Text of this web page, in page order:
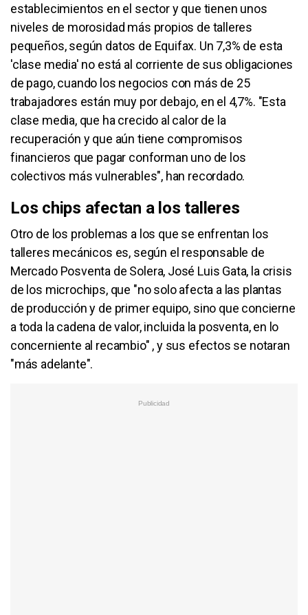
establecimientos en el sector y que tienen unos
niveles de morosidad más propios de talleres
pequeños, según datos de Equifax. Un 7,3% de esta
'clase media' no está al corriente de sus obligaciones
de pago, cuando los negocios con más de 25
trabajadores están muy por debajo, en el 4,7%. "Esta
clase media, que ha crecido al calor de la
recuperación y que aún tiene compromisos
financieros que pagar conforman uno de los
colectivos más vulnerables", han recordado.
Los chips afectan a los talleres
Otro de los problemas a los que se enfrentan los
talleres mecánicos es, según el responsable de
Mercado Posventa de Solera, José Luis Gata, la crisis
de los microchips, que "no solo afecta a las plantas
de producción y de primer equipo, sino que concierne
a toda la cadena de valor, incluida la posventa, en lo
concerniente al recambio" , y sus efectos se notaran
"más adelante".